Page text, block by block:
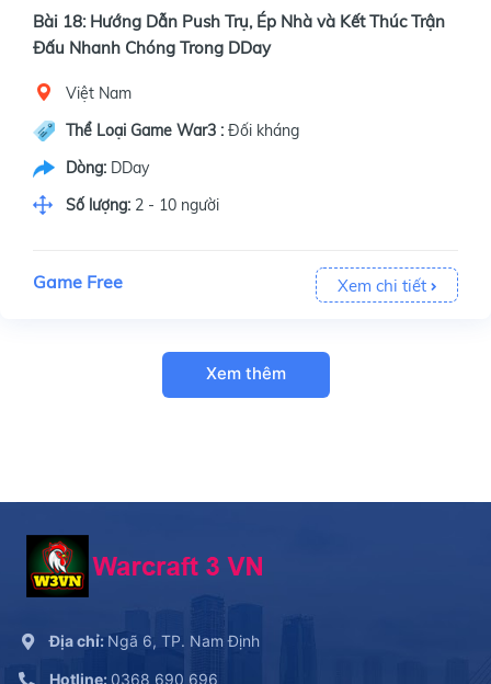
Bài 18: Hướng Dẫn Push Trụ, Ép Nhà và Kết Thúc Trận
Đấu Nhanh Chóng Trong DDay
Việt Nam
Thể Loại Game War3 : Đối kháng
Dòng: DDay
Số lượng: 2 - 10 người
Game Free Xem chi tiết
Xem thêm
Địa chỉ: Ngã 6, TP. Nam Định
Hotline: 0368 690 696